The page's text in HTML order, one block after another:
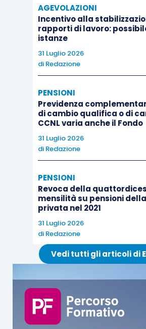
AGEVOLAZIONI
Incentivo alla
rapporti di lavoro:
istanze
31 Luglio 2026
di Redazione
PENSIONI
Previdenza
di cambio qualifica o di
CCNL varia anche il Fondo
31 Luglio 2026
di Redazione
PENSIONI
Revoca della
mensilità su pensioni
privata nel 2021
31 Luglio 2026
di Redazione
Vedi tutti gli articoli di